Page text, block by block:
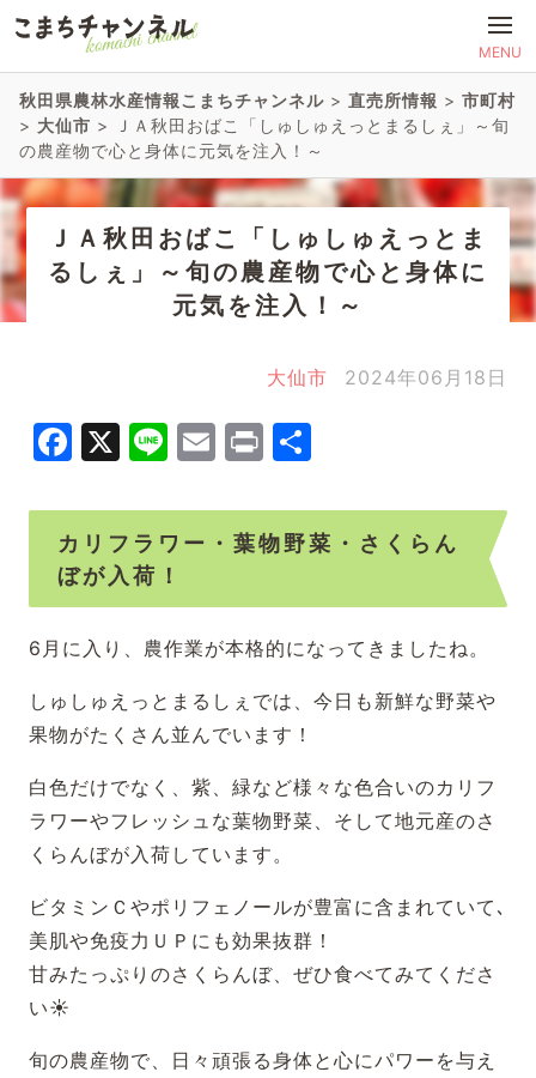
MENU
秋田県農林水産情報こまちチャンネル > 直売所情報 > 市町村
> 大仙市 >
ＪＡ秋田おばこ「しゅしゅえっとまるしぇ」～旬
の農産物で心と身体に元気を注入！～
ＪＡ秋田おばこ「しゅしゅえっとま
るしぇ」～旬の農産物で心と身体に
元気を注入！～
大仙市 2024年06月18日
Facebook
X LineEmail
Print
カリフラワー・葉物野菜・さくらん
ぼが入荷！
6月に入り、農作業が本格的になってきましたね。
しゅしゅえっとまるしぇでは、今日も新鮮な野菜や
果物がたくさん並んでいます！
白色だけでなく、紫、緑など様々な色合いのカリフ
ラワーやフレッシュな葉物野菜、そして地元産のさ
くらんぼが入荷しています。
ビタミンＣやポリフェノールが豊富に含まれていて､
美肌や免疫力ＵＰにも効果抜群！
甘みたっぷりのさくらんぼ、ぜひ食べてみてくださ
い☀
旬の農産物で、日々頑張る身体と心にパワーを与え